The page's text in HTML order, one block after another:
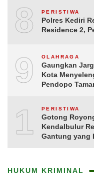
8 PERISTIWA
Polres Kediri
Residence 2,
9 OLAHRAGA
Gaungkan
Kota
Pendopo
10PERISTIWA
Gotong
Kendalbulur
Gantung yang
HUKUM KRIMINAL